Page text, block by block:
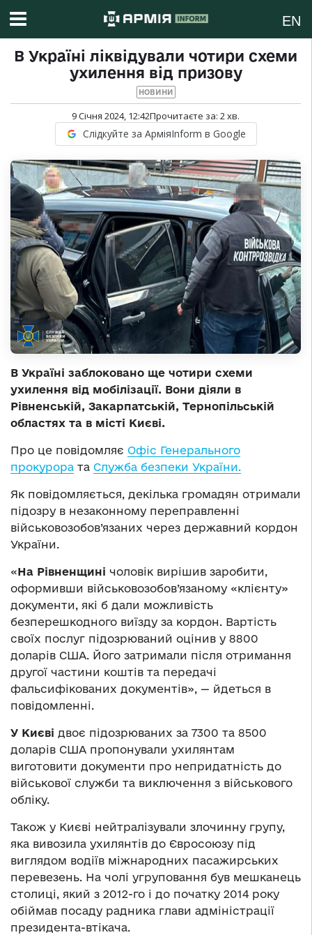
EN
В Україні ліквідували чотири схеми
ухилення від призову
НОВИНИ
9 Січня 2024, 12:42Прочитаєте за: 2хв.
Слідкуйте за АрміяInform в Google
В Україні заблоковано ще чотири схеми
ухилення від мобілізації. Вони діяли в
Рівненській, Закарпатській, Тернопільській
областях та в місті Києві.
Про це повідомляє Офіс Генерального
прокурора та Служба безпеки України.
Як повідомляється, декілька громадян отримали
підозру в незаконному переправленні
військовозобов’язаних через державний кордон
України.
«На Рівненщині чоловік вирішив заробити,
оформивши військовозобов’язаному «клієнту»
документи, які б дали можливість
безперешкодного виїзду за кордон. Вартість
своїх послуг підозрюваний оцінив у 8800
доларів США. Його затримали після отримання
другої частини коштів та передачі
фальсифікованих документів», — йдеться в
повідомленні.
У Києві двоє підозрюваних за 7300 та 8500
доларів США пропонували ухилянтам
виготовити документи про непридатність до
військової служби та виключення з військового
обліку.
Також у Києві нейтралізували злочинну групу,
яка вивозила ухилянтів до Євросоюзу під
виглядом водіїв міжнародних пасажирських
перевезень. На чолі угруповання був мешканець
столиці, який з 2012-го і до початку 2014 року
обіймав посаду радника глави адміністрації
президента-втікача.